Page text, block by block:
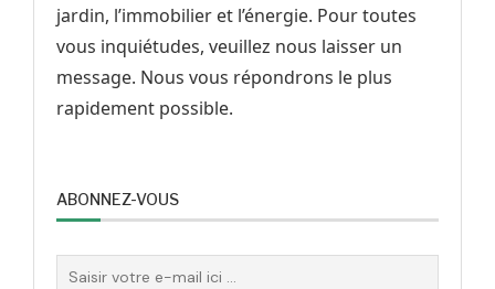
jardin, l’immobilier et l’énergie. Pour toutes
vous inquiétudes, veuillez nous laisser un
message. Nous vous répondrons le plus
rapidement possible.
ABONNEZ-VOUS